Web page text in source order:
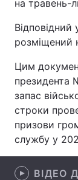
Головна
Україна
Спорт
Техно і
Зброя
Здоров'я
на травень-
розміщений
Цим
президента
запас
строки
призови
службу у
ВІДЕО